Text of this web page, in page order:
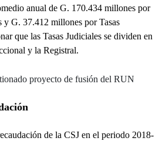
anual de G. 170.434 millones por
y G. 37.412 millones por Tasas
que las Tasas Judiciales se dividen en
y la Registral.
proyecto de fusión del RUN
de la CSJ en el periodo 2018-